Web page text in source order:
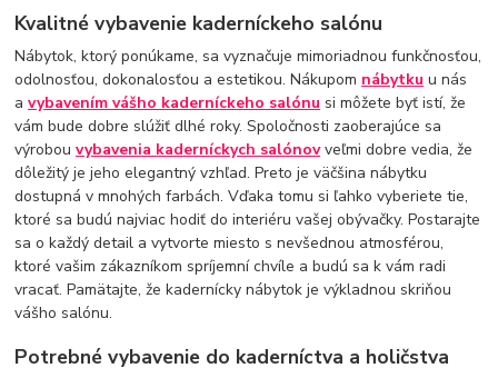
Kvalitné vybavenie kaderníckeho salónu
Nábytok, ktorý ponúkame, sa vyznačuje mimoriadnou funkčnosťou,
odolnosťou, dokonalosťou a estetikou. Nákupom nábytku u nás
avybavením vášho kaderníckeho salónu si môžete byť istí, že
vám bude dobre slúžiť dlhé roky. Spoločnosti zaoberajúce sa
výrobouvybavenia kaderníckych salónovveľmi dobre vedia, že
dôležitý je jeho elegantný vzhľad. Preto je väčšina nábytku
dostupná v mnohých farbách. Vďaka tomu si ľahko vyberiete tie,
ktoré sa budú najviac hodiť do interiéru vašej obývačky. Postarajte
sa o každý detail a vytvorte miesto s nevšednou atmosférou,
ktoré vašim zákazníkom spríjemní chvíle a budú sa k vám radi
vracať. Pamätajte, že kadernícky nábytok je výkladnou skriňou
vášho salónu.
Potrebné vybavenie do kaderníctva a holičstva